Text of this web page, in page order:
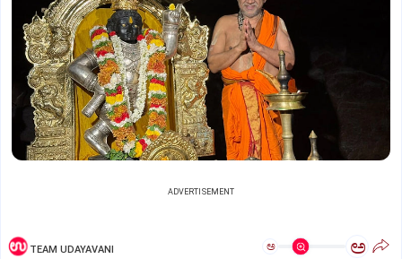
ADVERTISEMENT
TEAM UDAYAVANI ಅ ಅ